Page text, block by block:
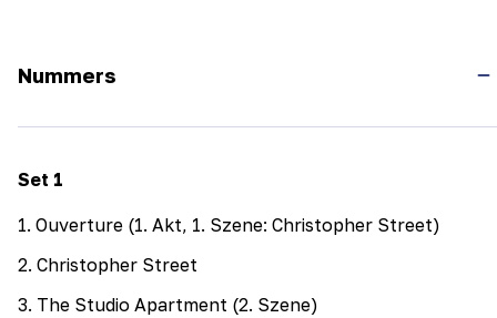
Nummers
Set 1
1. Ouverture (1. Akt, 1. Szene: Christopher Street)
2. Christopher Street
3. The Studio Apartment (2. Szene)